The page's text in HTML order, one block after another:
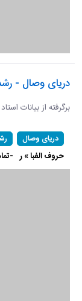
دریای وصال -
برگرفته از بیانات
دریای وصال
حروف الفبا » ر -